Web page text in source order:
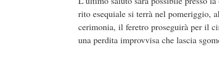
rito esequiale si terrà nel pomeriggio,
cerimonia, il feretro proseguirà per il
una perdita improvvisa che lascia